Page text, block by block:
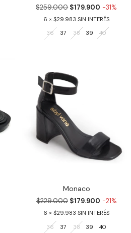
$259.000 $179.900 -31%
6
$29.983
36
37 38 39 40
Monaco
$229.000 $179.900 -21%
6
$29.983
36
37 38 39 40